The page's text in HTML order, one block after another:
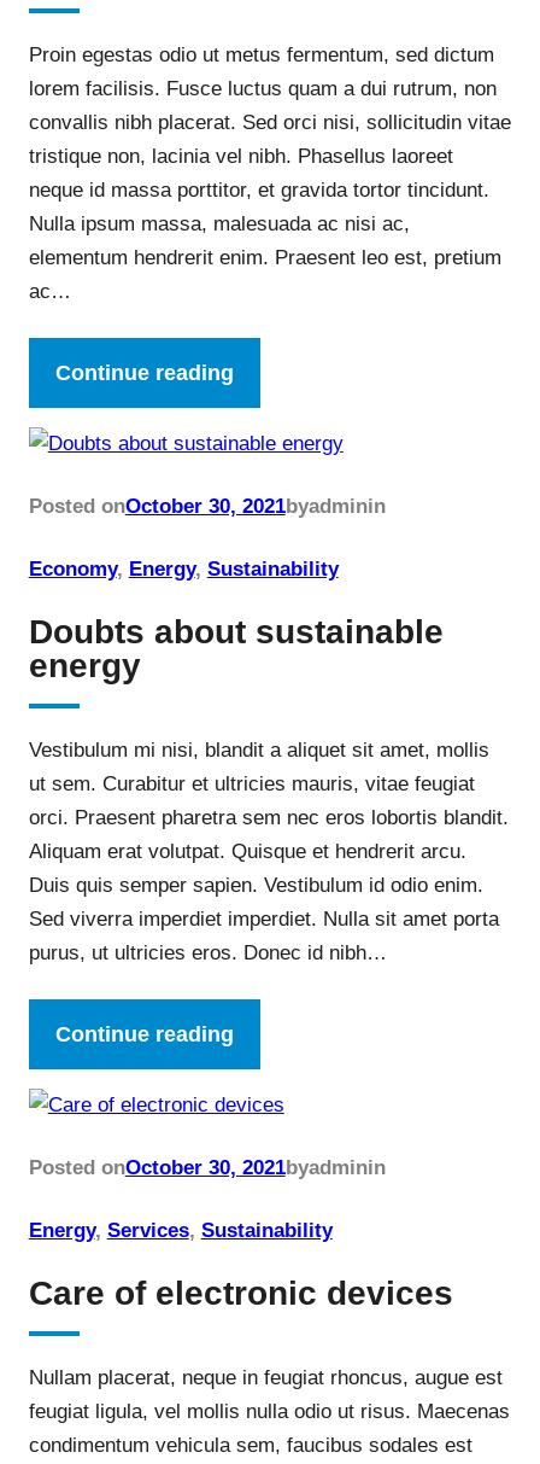
Proin egestas odio ut metus fermentum, sed dictum
lorem facilisis. Fusce luctus quam a dui rutrum, non
convallis nibh placerat. Sed orci nisi, sollicitudin vitae
tristique non, lacinia vel nibh. Phasellus laoreet
neque id massa porttitor, et gravida tortor tincidunt.
Nulla ipsum massa, malesuada ac nisi ac,
elementum hendrerit enim. Praesent leo est, pretium
ac…
Continue reading
Posted onOctober 30, 2021byadminin
Economy, Energy, Sustainability
Doubts about sustainable
energy
Vestibulum mi nisi, blandit a aliquet sit amet, mollis
ut sem. Curabitur et ultricies mauris, vitae feugiat
orci. Praesent pharetra sem nec eros lobortis blandit.
Aliquam erat volutpat. Quisque et hendrerit arcu.
Duis quis semper sapien. Vestibulum id odio enim.
Sed viverra imperdiet imperdiet. Nulla sit amet porta
purus, ut ultricies eros. Donec id nibh…
Continue reading
Posted onOctober 30, 2021byadminin
Energy, Services, Sustainability
Care of electronic devices
Nullam placerat, neque in feugiat rhoncus, augue est
feugiat ligula, vel mollis nulla odio ut risus. Maecenas
condimentum vehicula sem, faucibus sodales est